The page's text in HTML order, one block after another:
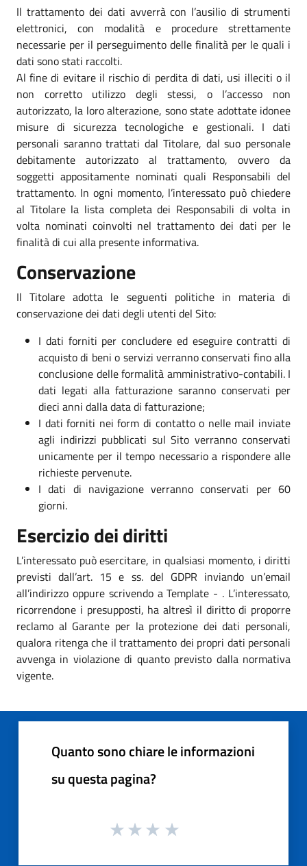
Il trattamento dei dati avverrà con l’ausilio di strumenti
elettronici, con modalità e procedure strettamente
necessarie per il perseguimento delle finalità per le quali i
dati sono stati raccolti.
Al fine di evitare il rischio di perdita di dati, usi illeciti o il
non corretto utilizzo degli stessi, o l’accesso non
autorizzato, la loro alterazione, sono state adottate idonee
misure di sicurezza tecnologiche e gestionali. I dati
personali saranno trattati dal Titolare, dal suo personale
debitamente autorizzato al trattamento, ovvero da
soggetti appositamente nominati quali Responsabili del
trattamento. In ogni momento, l’interessato può chiedere
al Titolare la lista completa dei Responsabili di volta in
volta nominati coinvolti nel trattamento dei dati per le
finalità di cui alla presente informativa.
Conservazione
Il Titolare adotta le seguenti politiche in materia di
conservazione dei dati degli utenti del Sito:
I dati forniti per concludere ed eseguire contratti di
acquisto di beni o servizi verranno conservati fino alla
conclusione delle formalità amministrativo-contabili. I
dati legati alla fatturazione saranno conservati per
dieci anni dalla data di fatturazione;
I dati forniti nei form di contatto o nelle mail inviate
agli indirizzi pubblicati sul Sito verranno conservati
unicamente per il tempo necessario a rispondere alle
richieste pervenute.
I dati di navigazione verranno conservati per 60
giorni.
Esercizio dei diritti
L’interessato può esercitare, in qualsiasi momento, i diritti
previsti dall’art. 15 e ss. del GDPR inviando un’email
all’indirizzo oppure scrivendo a Template - . L’interessato,
ricorrendone i presupposti, ha altresì il diritto di proporre
reclamo al Garante per la protezione dei dati personali,
qualora ritenga che il trattamento dei propri dati personali
avvenga in violazione di quanto previsto dalla normativa
vigente.
Quanto sono chiare le informazioni
su questa pagina?